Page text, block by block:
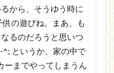
から、そうゆう時に
の遊びね。まあ、も
るのだろうと思いつ
というか、家の中で
ーまでやってしまうん